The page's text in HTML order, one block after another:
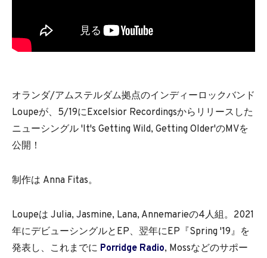
オランダ/アムステルダム拠点のインディーロックバンド
Loupeが、5/19にExcelsior Recordingsからリリースした
ニューシングル 'It's Getting Wild, Getting Older'のMVを
公開！
制作は Anna Fitas。
Loupeは Julia, Jasmine, Lana, Annemarieの4人組。2021
年にデビューシングルとEP、翌年にEP『Spring '19』を
発表し、これまでに Porridge Radio, Mossなどのサポー